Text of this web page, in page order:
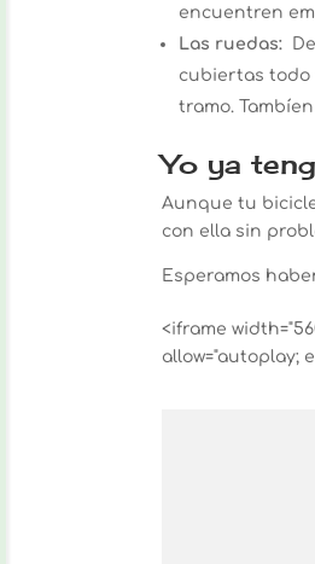
encuentren
Las ruedas:
cubiertas todo
tramo.
Yo ya
Aunque tu
con ella sin
Esperamos
<iframe
allow="autoplay;